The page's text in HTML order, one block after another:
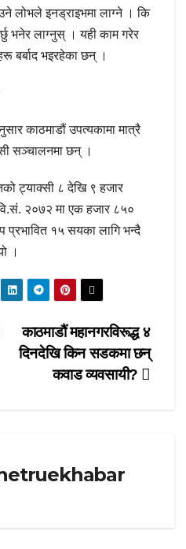
लोभले इनड्राइभमा लाग्ने । कि
भनेर लाग्नुस् । यही काम गरेर
बर्बाद भइरहेका छन्‌ ।
काठमाडौं उपत्यकामा मात्रै
सञ्चालनमा छन् ।
ट्याक्सी ८ देखि ९ हजार
२०७२ मा एक हजार ८५०
प्रभावित १५ सयका लागि भन्दै
।
काठमाडौं महानगरविरूद्ध ४
दिनदेखि किन सडकमा छन्
कवाड व्यवसायी?